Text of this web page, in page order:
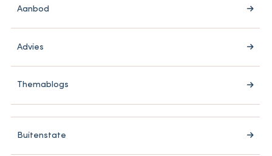
Aanbod
Advies
Themablogs
Buitenstate